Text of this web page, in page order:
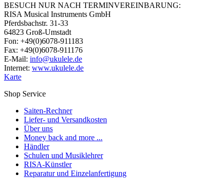
BESUCH NUR NACH TERMINVEREINBARUNG:
RISA Musical Instruments GmbH
Pferdsbachstr. 31-33
64823 Groß-Umstadt
Fon: +49(0)6078-911183
Fax: +49(0)6078-911176
E-Mail: info@ukulele.de
Internet: www.ukulele.de
Karte
Shop Service
Saiten-Rechner
Liefer- und Versandkosten
Über uns
Money back and more ...
Händler
Schulen und Musiklehrer
RISA-Künstler
Reparatur und Einzelanfertigung